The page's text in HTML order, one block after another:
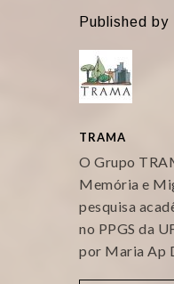
Published by
TRAMA
O Grupo
Memória e
pesquisa
no PPGS da
por Maria Ap